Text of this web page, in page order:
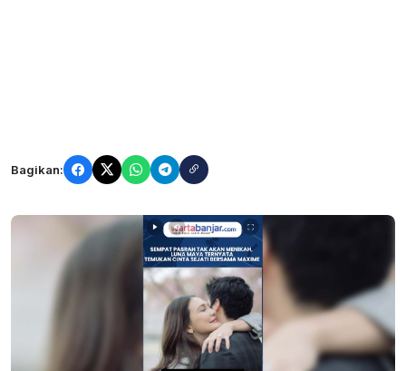
Bagikan: